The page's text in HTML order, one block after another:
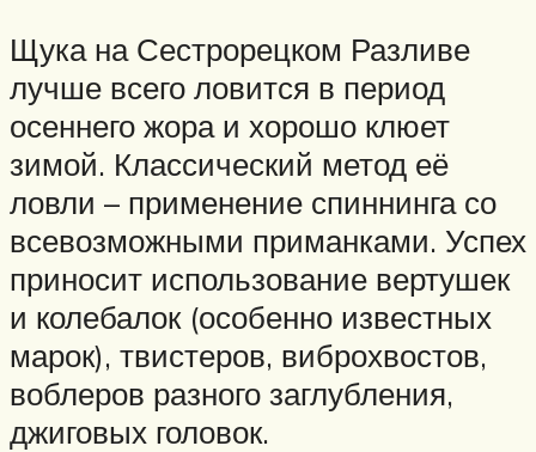
Щука на Сестрорецком Разливе
лучше всего ловится в период
осеннего жора и хорошо клюет
зимой. Классический метод её
ловли – применение спиннинга со
всевозможными приманками. Успех
приносит использование вертушек
и колебалок (особенно известных
марок), твистеров, виброхвостов,
воблеров разного заглубления,
джиговых головок.